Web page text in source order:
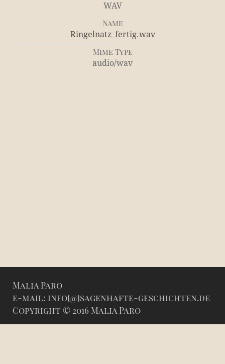
WAV
Name
Ringelnatz_fertig.wav
Mime Type
audio/wav
Malia Paro
e-mail: info[@]sagenhafte-geschichten.de
Copyright © 2016 Malia Paro